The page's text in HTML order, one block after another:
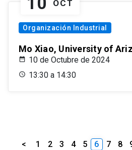
OCT
Organización Industrial
Mo Xiao, University of
10 de Octubre de 2024
13:30 a 14:30
< 1 2 3 4 5 6 7 8